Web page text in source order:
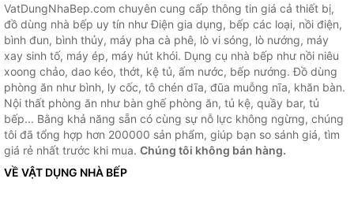
VatDungNhaBep.com chuyên cung cấp thông tin giá cả thiết bị,
đồ dùng nhà bếp uy tín như Điện gia dụng, bếp các loại, nồi điện,
bình đun, bình thủy, máy pha cà phê, lò vi sóng, lò nướng, máy
xay sinh tố, máy ép, máy hút khói. Dụng cụ nhà bếp như nồi niêu
xoong chảo, dao kéo, thớt, kệ tủ, ấm nước, bếp nướng. Đồ dùng
phòng ăn như bình, ly cốc, tô chén dĩa, đũa muỗng nĩa, khăn bàn.
Nội thất phòng ăn như bàn ghế phòng ăn, tủ kệ, quầy bar, tủ
bếp... Bằng khả năng sẵn có cùng sự nỗ lực không ngừng, chúng
tôi đã tổng hợp hơn 200000 sản phẩm, giúp bạn so sánh giá, tìm
giá rẻ nhất trước khi mua. Chúng tôi không bán hàng.
VỀ VẬT DỤNG NHÀ BẾP